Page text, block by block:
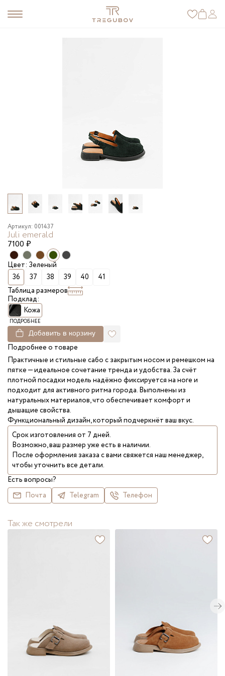
Артикул: 001437
Juli emerald
7100 ₽
Цвет: Зеленый
36
37 38 39 40
41
Таблица размеров
Подклад:
Кожа
ПОДРОБНЕЕ
Добавить в корзину
Подробнее о товаре
Практичные и стильные сабо с закрытым носом и ремешком на
пятке — идеальное сочетание тренда и удобства. За счёт
плотной посадки модель надёжно фиксируется на ноге и
подходит для активного ритма города. Выполнены из
натуральных материалов, что обеспечивает комфорт и
дышащие свойства.
Функциональный дизайн, который подчеркнёт ваш вкус.
Срок изготовления от 7 дней.
Возможно, ваш размер уже есть в наличии.
После оформления заказа с вами свяжется наш менеджер,
чтобы уточнить все детали.
Есть вопросы?
Почта
Telegram Телефон
Так же смотрели